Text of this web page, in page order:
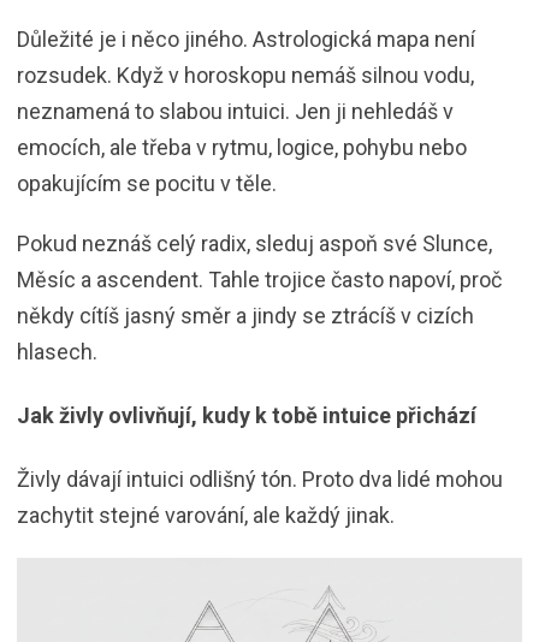
Důležité je i něco jiného. Astrologická mapa není
rozsudek. Když v horoskopu nemáš silnou vodu,
neznamená to slabou intuici. Jen ji nehledáš v
emocích, ale třeba v rytmu, logice, pohybu nebo
opakujícím se pocitu v těle.
Pokud neznáš celý radix, sleduj aspoň své Slunce,
Měsíc a ascendent. Tahle trojice často napoví, proč
někdy cítíš jasný směr a jindy se ztrácíš v cizích
hlasech.
Jak živly ovlivňují, kudy k tobě intuice přichází
Živly dávají intuici odlišný tón. Proto dva lidé mohou
zachytit stejné varování, ale každý jinak.